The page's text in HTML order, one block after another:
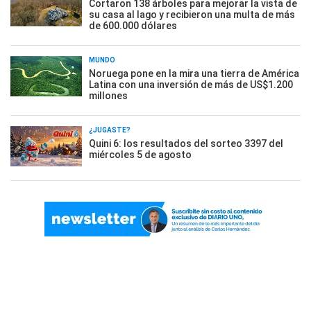
Cortaron 138 árboles para mejorar la vista de
su casa al lago y recibieron una multa de más
de 600.000 dólares
MUNDO
Noruega pone en la mira una tierra de América
Latina con una inversión de más de US$1.200
millones
¿JUGASTE?
Quini 6: los resultados del sorteo 3397 del
miércoles 5 de agosto